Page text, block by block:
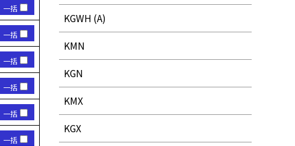
一括
一括
一括
一括
一括
一括
KGWH (A)
KMN
KGN
KMX
KGX